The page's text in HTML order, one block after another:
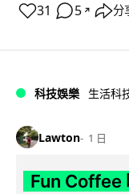
31 5 ↗ 分
科技娛樂 生活科
Lawton 1 日
Fun Coffee